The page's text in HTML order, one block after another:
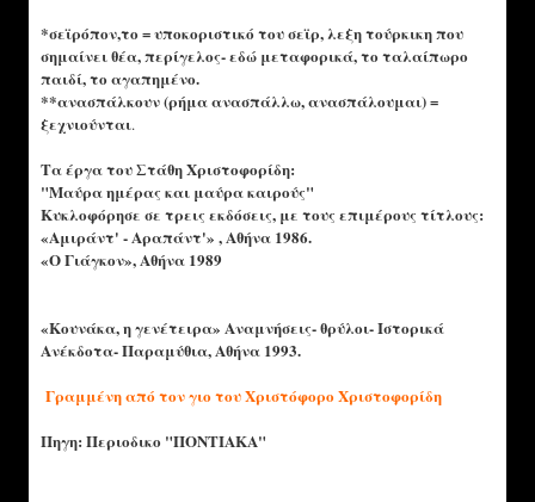
*σεϊρόπον,το = υποκοριστικό του σεϊρ, λεξη τούρκικη που
σημαίνει θέα, περίγελος- εδώ μεταφορικά, το ταλαίπωρο
παιδί, το αγαπημένο.
**ανασπάλκουν (ρήμα ανασπάλλω, ανασπάλουμαι) =
ξεχνιούνται.
Τα έργα του Στάθη Χριστοφορίδη:
"Μαύρα ημέρας και μαύρα καιρούς"
Κυκλοφόρησε σε τρεις εκδόσεις, με τους επιμέρους τίτλους:
«Αμιράντ' - Αραπάντ'» , Αθήνα 1986.
«Ο Γιάγκον», Αθήνα 1989
«Κουνάκα, η γενέτειρα» Αναμνήσεις- θρύλοι- Ιστορικά
Ανέκδοτα- Παραμύθια, Αθήνα 1993.
Γραμμένη από τον γιο του Χριστόφορο Χριστοφορίδη
Πηγη: Περιοδικο "ΠΟΝΤΙΑΚΑ"